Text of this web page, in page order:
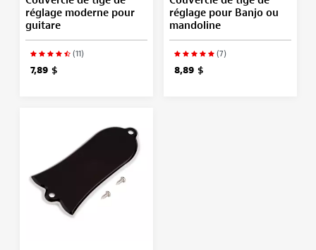
réglage moderne pour
guitare
(11)
7,89 $
réglage pour Banjo ou
mandoline
(7)
8,89 $